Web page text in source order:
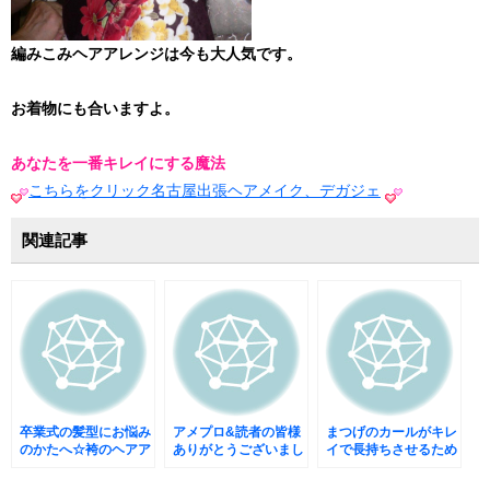
編みこみヘアアレンジは今も大人気です。
お着物にも合いますよ。
あなたを一番キレイにする魔法
こちらをクリック名古屋出張ヘアメイク、デガジェ
関連記事
卒業式の髪型にお悩み
のかたへ☆袴のヘアア
アメプロ&読者の皆様
ありがとうございまし
まつげのカールがキレ
イで長持ちさせるため